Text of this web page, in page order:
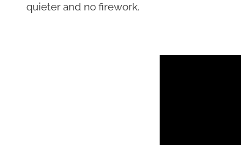
quieter and no firework.